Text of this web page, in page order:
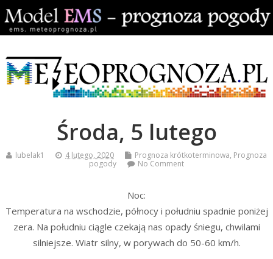
Środa, 5 lutego
lubelak1 4 lutego, 2020 Prognoza krótkoterminowa, Prognoza
pogody
No Comment
Noc:
Temperatura na wschodzie, północy i południu spadnie poniżej
zera. Na południu ciągle czekają nas opady śniegu, chwilami
silniejsze. Wiatr silny, w porywach do 50-60 km/h.